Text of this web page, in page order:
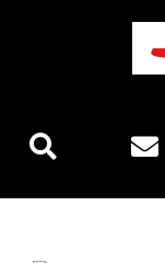
JBCテクノロジー